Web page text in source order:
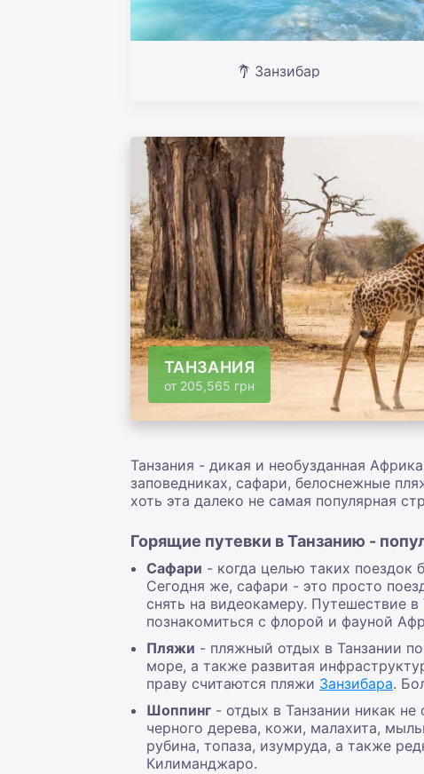
Занзибар
ТАНЗАНИЯ
от 205,565 грн
Танзания - дикая и необузданная
заповедниках, сафари, белоснежные
хоть эта далеко не самая популярная
Горящие путевки в Танзанию -
Сафари - когда целью таких поездок
Сегодня же, сафари - это просто
снять на видеокамеру. Путешествие в
познакомиться с флорой и фауной
Пляжи - пляжный отдых в Танзании
море, а также развитая
праву считаются пляжи Занзибара.
Шоппинг - отдых в Танзании никак не
черного дерева, кожи, малахита,
рубина, топаза, изумруда, а также
Килиманджаро.